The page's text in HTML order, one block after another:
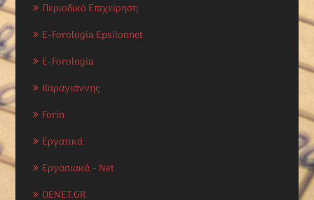
Περιοδικό Επιχείρηση
E-Forologia Epsilonnet
E-Forologia
Καραγιάννης
Forin
Εργατικά
Εργασιακά – Net
OENET.GR